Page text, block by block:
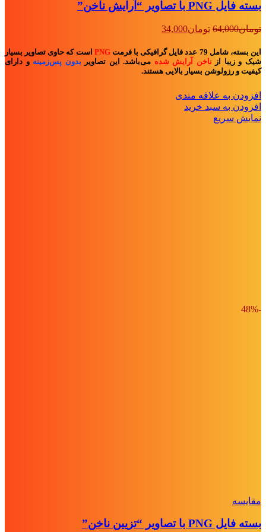
بسته فایل PNG با تصاویر “آرایش ناخن”
تومان64,000 قیمت
تومان64,000
بود.
تومان34,000
تومان34,000.
این بسته، شامل 79 عدد فایل گرافیکی با فرمت PNG است که حاوی تصاویر بسیار
شیک و زیبا از ناخن آرایش شده می‌باشد. این تصاویر بدون پس‌زمینه و دارای
کیفیت و رزولوشن بسیار بالایی هستند.
افزودن به علاقه مندی
افزودن به سبد خرید
نمایش سریع
-48%
مقايسه
بسته فایل PNG با تصاویر “تزیین ناخن”